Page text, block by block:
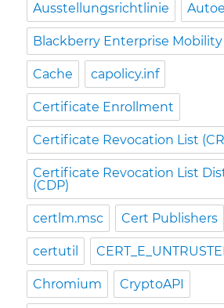
Ausstellungsrichtlinie
Blackberry Enterprise
Cache capolicy.inf
Certificate Enrollment
Certificate Revocation List
Certificate Revocation List
(CDP)
certlm.msc Cert Publishers
certutil
Chromium CryptoAPI